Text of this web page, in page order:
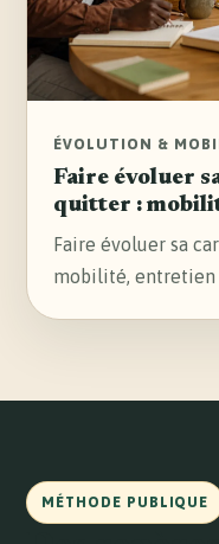
ÉVOLUTION &
Faire évoluer
quitter :
Faire évoluer sa
mobilité, entretien
MÉTHODE PUBLIQUE